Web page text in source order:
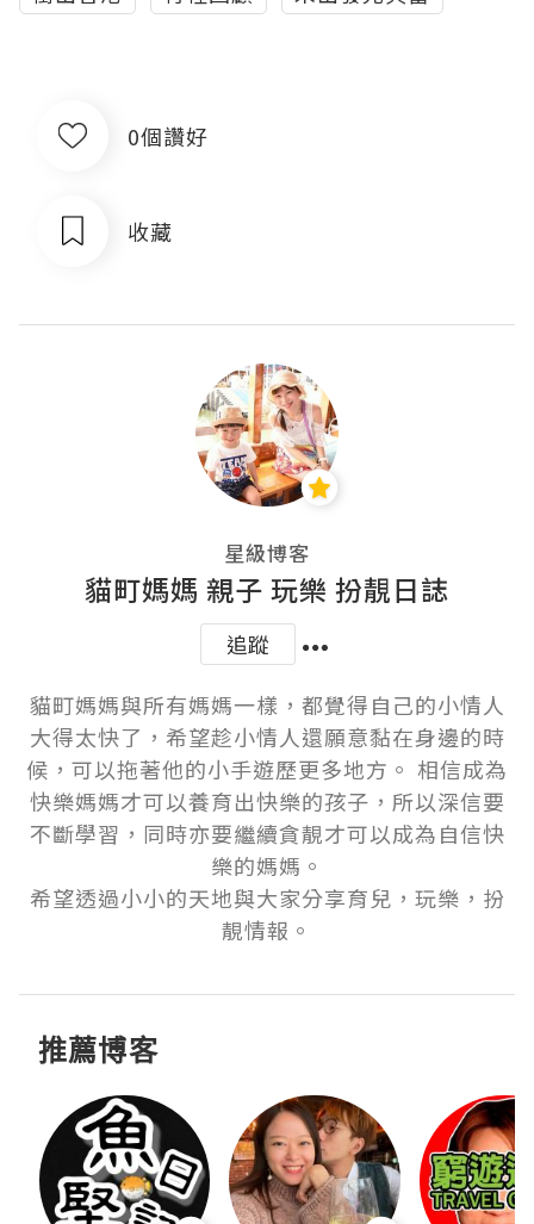
0個讚好
收藏
星級博客
貓町媽媽 親子 玩樂 扮靚日誌
追蹤
貓町媽媽與所有媽媽一樣，都覺得自己的小情人
大得太快了，希望趁小情人還願意黏在身邊的時
候，可以拖著他的小手遊歷更多地方。 相信成為
快樂媽媽才可以養育出快樂的孩子，所以深信要
不斷學習，同時亦要繼續貪靚才可以成為自信快
樂的媽媽。
希望透過小小的天地與大家分享育兒，玩樂，扮
推薦博客